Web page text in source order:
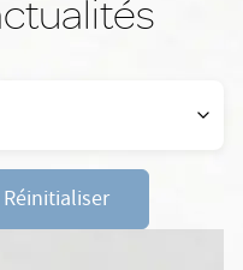
Réinitialiser